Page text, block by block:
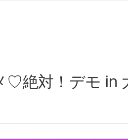
♡絶対！デモ in